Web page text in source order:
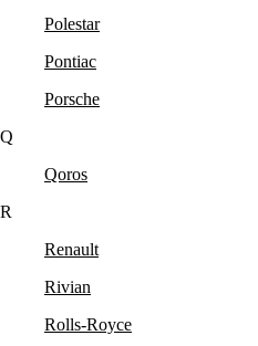
Polestar
Pontiac
Porsche
Q
Qoros
R
Renault
Rivian
Rolls-Royce